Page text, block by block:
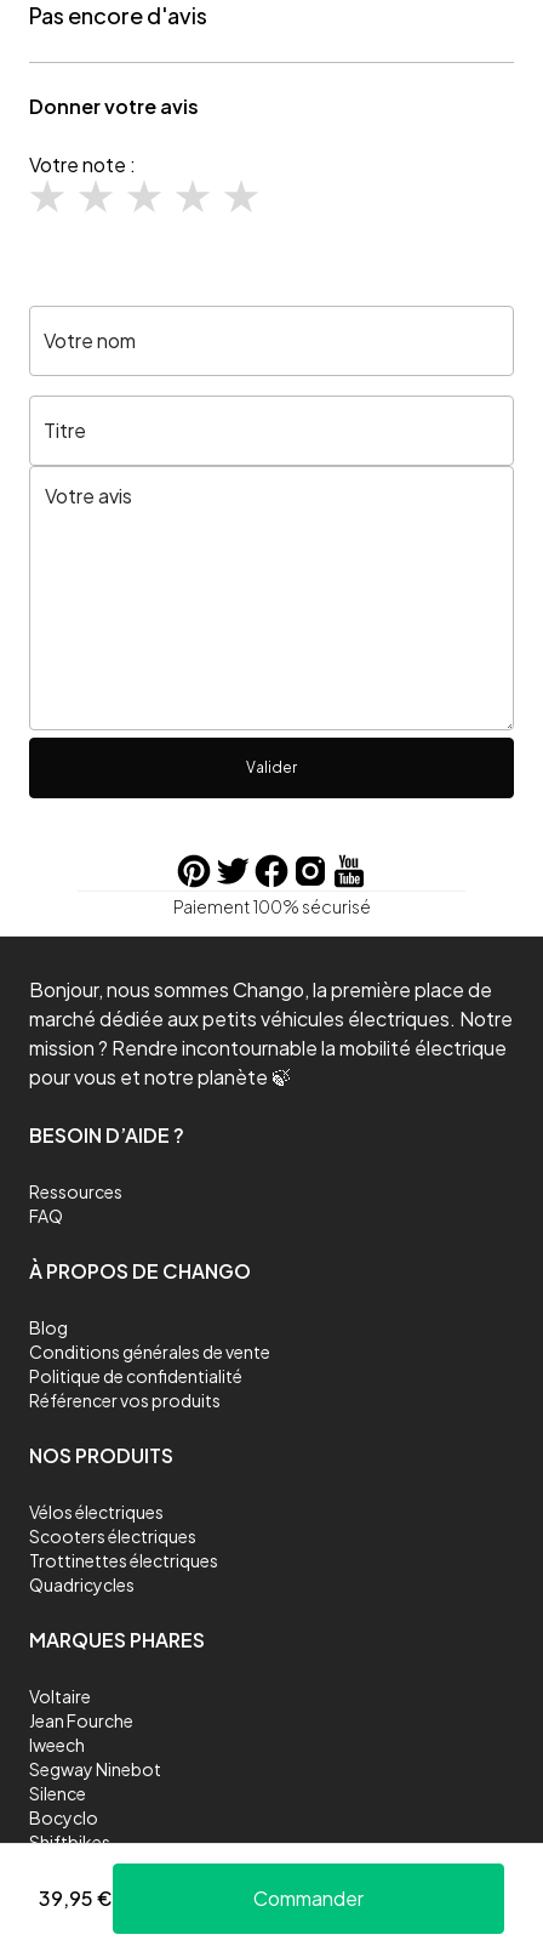
39,95 € Commander
Pas encore d'avis
Donner votre avis
Votre note :
Votre nom
Titre
Valider
Paiement 100% sécurisé
Bonjour, nous sommes Chango, la première place de
marché dédiée aux petits véhicules électriques. Notre
mission ? Rendre incontournable la mobilité électrique
pour vous et notre planète 🍃
BESOIN D’AIDE ?
Ressources
FAQ
À PROPOS DE CHANGO
Blog
Conditions générales de vente
Politique de confidentialité
Référencer vos produits
NOS PRODUITS
Vélos électriques
Scooters électriques
Trottinettes électriques
Quadricycles
MARQUES PHARES
Voltaire
Jean Fourche
Iweech
Segway Ninebot
Silence
Bocyclo
Shiftbikes
Chango